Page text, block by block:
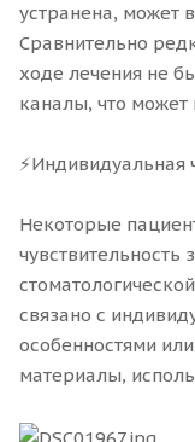
устранена, может
Сравнительно
ходе лечения не
каналы, что может
⚡Индивидуальная
Некоторые
чувствительность
связано с
особенностями
материалы,